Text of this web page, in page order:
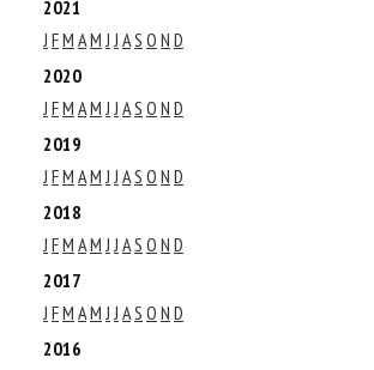
2021
J FM AM J J AS O N D
2020
J FM AM J J AS O N D
2019
J FM AM J J AS O N D
2018
J FM AM J J AS O N D
2017
J FM AM J J AS O N D
2016